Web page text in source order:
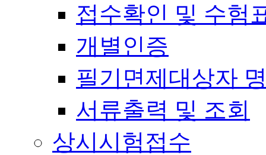
접수확인 및 수험
개별인증
필기면제대상자
서류출력 및 조회
상시시험접수